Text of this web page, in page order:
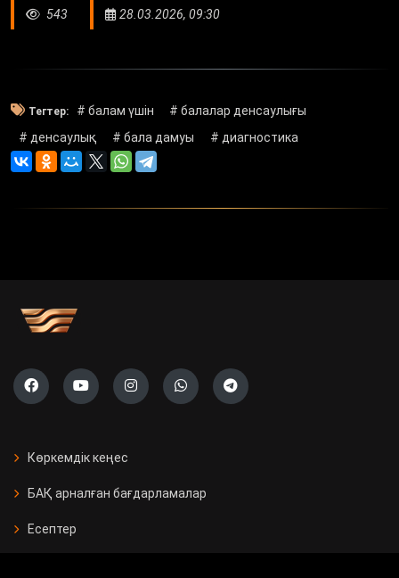
543 28.03.2026, 09:30
Тегтер: # балам үшін
# балалар денсаулығы
# денсаулық
# бала дамуы # диагностика
Көркемдік кеңес
БАҚ арналған бағдарламалар
Есептер